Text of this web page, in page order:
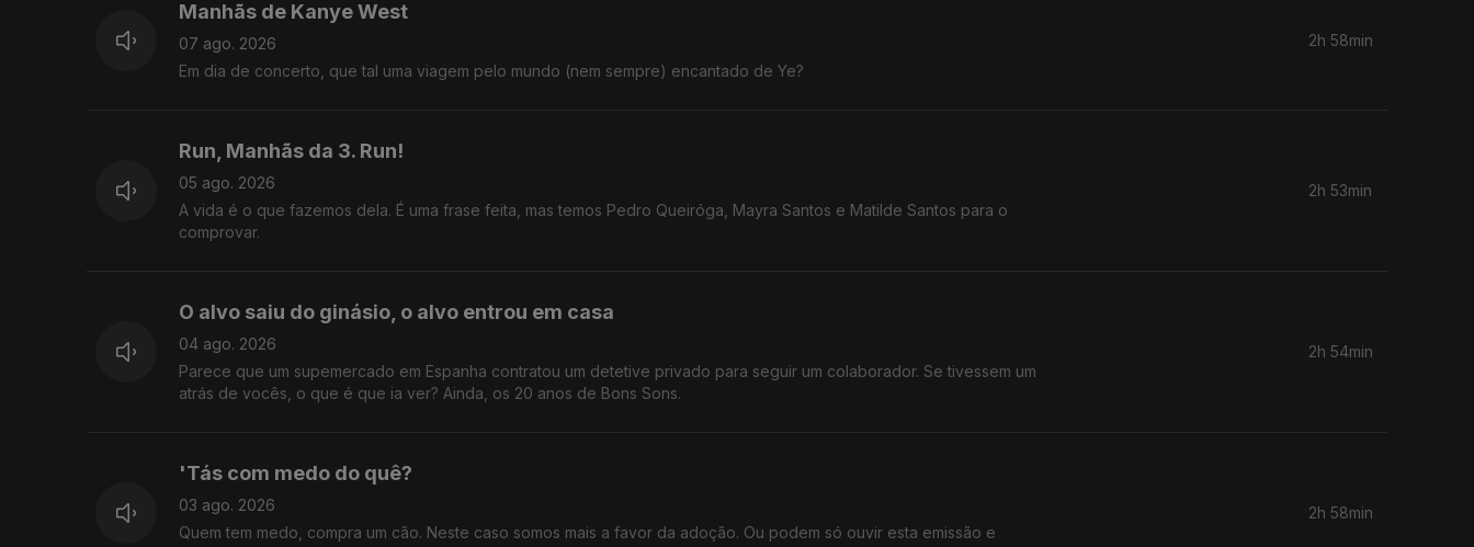
Manhãs de Kanye West
07 ago. 2026
Em dia de concerto, que tal uma viagem pelo mundo (nem sempre) encantado de Ye?
2h 58min
Run, Manhãs da 3. Run!
05 ago. 2026
A vida é o que fazemos dela. É uma frase feita, mas temos Pedro Queiróga, Mayra Santos e Matilde Santos para o
comprovar.
2h 53min
O alvo saiu do ginásio, o alvo entrou em casa
04 ago. 2026
Parece que um supemercado em Espanha contratou um detetive privado para seguir um colaborador. Se tivessem um
atrás de vocês, o que é que ia ver? Ainda, os 20 anos de Bons Sons.
2h 54min
'Tás com medo do quê?
03 ago. 2026
Quem tem medo, compra um cão. Neste caso somos mais a favor da adoção. Ou podem só ouvir esta emissão e
2h 58min